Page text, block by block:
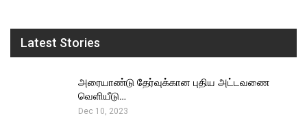
Latest Stories
அரையாண்டு தேர்வுக்கான புதிய அட்டவணை
வெளியீடு…
Dec 10, 2023